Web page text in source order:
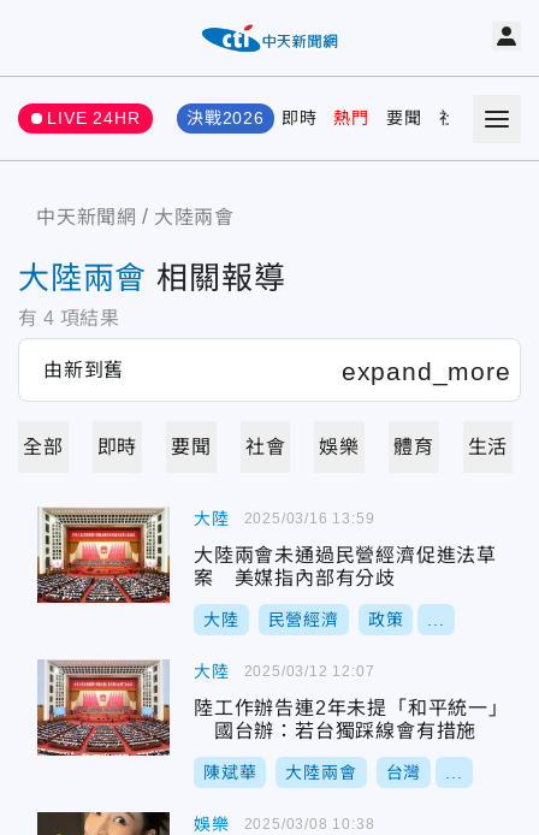
LIVE 24HR 決戰2026 即時 熱門 要聞 社會 娛樂
中天新聞網 大陸兩會
大陸兩會 相關報導
有 4 項結果
全部 即時 要聞 社會 娛樂 體育 生活
大陸
大陸兩會未通過民營經濟促進法草
案 美媒指內部有分歧
大陸 民營經濟 政策
2025/03/16 13:59
大陸
陸工作辦告連2年未提「和平統一」
國台辦：若台獨踩線會有措施
陳斌華 大陸兩會 台灣
2025/03/12 12:07
娛樂 2025/03/08 10:38